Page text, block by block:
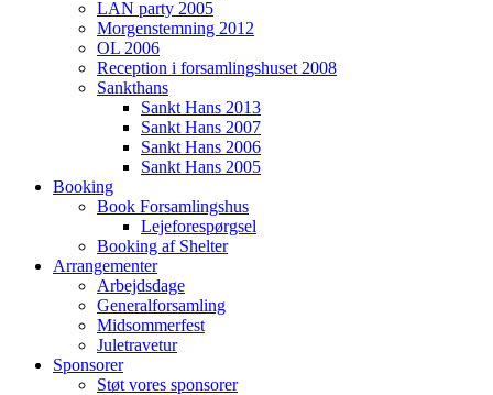
LAN party 2005
Morgenstemning 2012
OL 2006
Reception i forsamlingshuset 2008
Sankthans
Sankt Hans 2013
Sankt Hans 2007
Sankt Hans 2006
Sankt Hans 2005
Booking
Book Forsamlingshus
Lejeforespørgsel
Booking af Shelter
Arrangementer
Arbejdsdage
Generalforsamling
Midsommerfest
Juletravetur
Sponsorer
Støt vores sponsorer